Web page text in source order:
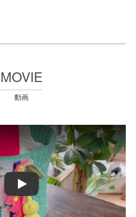
MOVIE
動画
Play